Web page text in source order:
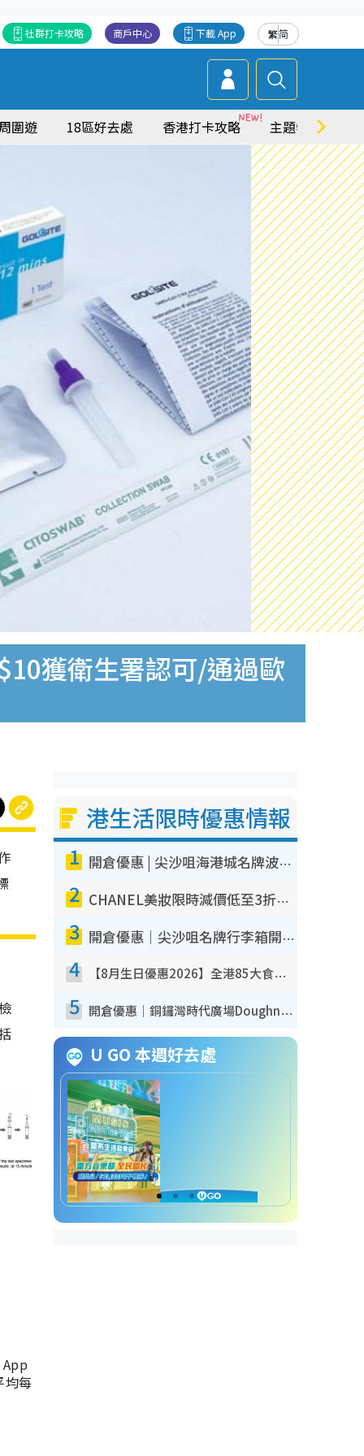
繁简
下載 App
商戶中心
社群打卡攻略
圍遊 18區好去處 香港打卡攻略 主題特集
獲衛生署認可/通過歐
均每
港生活限時優惠情報
1 開倉優惠 | 尖沙咀海港城名牌波鞋開倉低至1折！On鞋$899起／Joy&Peace鞋履$98起
2 CHANEL美妝限時減價低至3折！人氣粉底/唇膏/精華液低至$275！COCO香水都有平
3 開倉優惠｜尖沙咀名牌行李箱開倉低至4折！一連5日 American Tourister/ace./Hallmark $200起！
4 【8月生日優惠2026】全港85大食買玩著數攻略 自助餐/火鍋放題同行免費＋誠品/DONKI送現金券
5 開倉優惠｜銅鑼灣時代廣場Doughnut/Campo Marzio開倉低至1折！背囊、書包、手袋劈價$200起
U GO 本週好去處